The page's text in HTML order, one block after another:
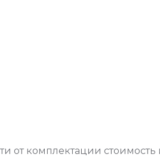
от комплектации стоимость